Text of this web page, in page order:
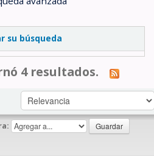
su búsqueda
4 resultados.